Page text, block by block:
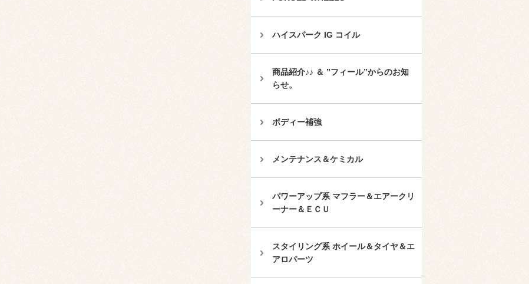
ハイスパーク IG コイル
商品紹介♪♪ ＆ ”フィール”からのお知
らせ。
ボディー補強
メンテナンス＆ケミカル
パワーアップ系 マフラー＆エアークリ
ーナー＆ＥＣＵ
スタイリング系 ホイール＆タイヤ＆エ
アロパーツ